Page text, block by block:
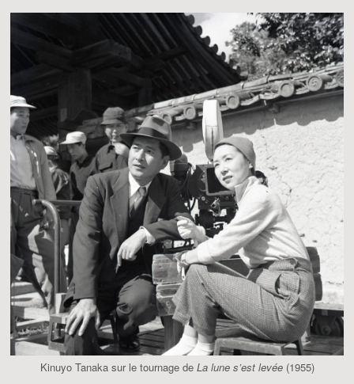
Kinuyo Tanaka sur le tournage de La lune s’est levée(1955)